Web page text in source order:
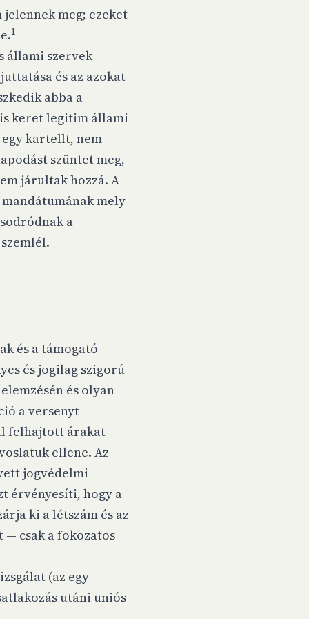
meg; ezeket
1
állami szervek
és az azokat
abba a
keret legitim állami
egy kartellt, nem
szüntet meg,
járultak hozzá. A
mely
a
és a támogató
és jogilag szigorú
és olyan
a versenyt
felhajtott árakat
ellene. Az
jogvédelmi
érvényesíti, hogy a
ki a létszám és az
csak a fokozatos
(az egy
utáni uniós